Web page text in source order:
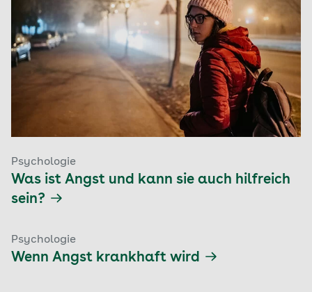
Psychologie
Was ist Angst und kann sie auch hilfreich
sein?
Psychologie
Wenn Angst krankhaft wird